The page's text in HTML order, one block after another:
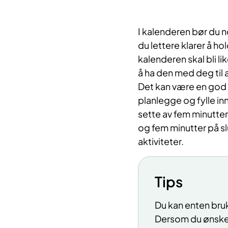
I kalenderen bør du
du lettere klarer å
kalenderen skal bli
å ha den med deg
Det kan være en god
planlegge og fylle
sette av fem
og fem minutter på
aktiviteter.
Tips
Du kan enten
Dersom du